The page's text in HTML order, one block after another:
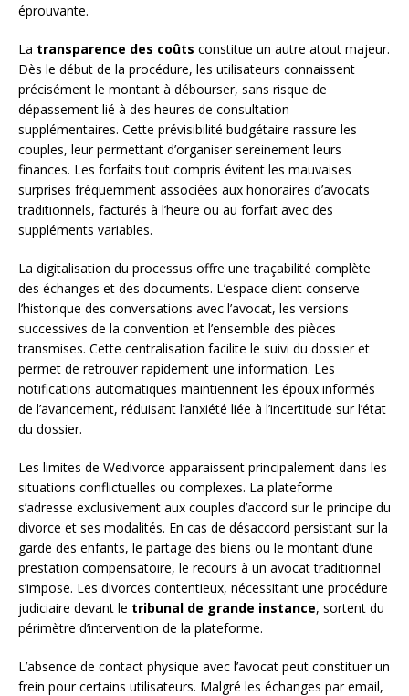
éprouvante.
La transparence des coûts constitue un autre atout majeur.
Dès le début de la procédure, les utilisateurs connaissent
précisément le montant à débourser, sans risque de
dépassement lié à des heures de consultation
supplémentaires. Cette prévisibilité budgétaire rassure les
couples, leur permettant d’organiser sereinement leurs
finances. Les forfaits tout compris évitent les mauvaises
surprises fréquemment associées aux honoraires d’avocats
traditionnels, facturés à l’heure ou au forfait avec des
suppléments variables.
La digitalisation du processus offre une traçabilité complète
des échanges et des documents. L’espace client conserve
l’historique des conversations avec l’avocat, les versions
successives de la convention et l’ensemble des pièces
transmises. Cette centralisation facilite le suivi du dossier et
permet de retrouver rapidement une information. Les
notifications automatiques maintiennent les époux informés
de l’avancement, réduisant l’anxiété liée à l’incertitude sur l’état
du dossier.
Les limites de Wedivorce apparaissent principalement dans les
situations conflictuelles ou complexes. La plateforme
s’adresse exclusivement aux couples d’accord sur le principe du
divorce et ses modalités. En cas de désaccord persistant sur la
garde des enfants, le partage des biens ou le montant d’une
prestation compensatoire, le recours à un avocat traditionnel
s’impose. Les divorces contentieux, nécessitant une procédure
judiciaire devant le tribunal de grande instance, sortent du
périmètre d’intervention de la plateforme.
L’absence de contact physique avec l’avocat peut constituer un
frein pour certains utilisateurs. Malgré les échanges par email,